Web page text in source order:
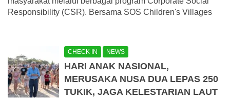
Responsibility (CSR). Bersama SOS Children's Villages
CHECK IN NEWS
HARI ANAK NASIONAL,
MERUSAKA NUSA DUA LEPAS 250
TUKIK, JAGA KELESTARIAN LAUT